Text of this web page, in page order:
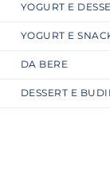
YOGURT E
YOGURT E
DA BERE
DESSERT E